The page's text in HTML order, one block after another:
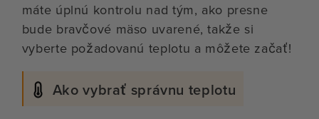
máte úplnú kontrolu nad tým, ako presne
bude bravčové mäso uvarené, takže si
vyberte požadovanú teplotu a môžete začať!
Ako vybrať správnu teplotu